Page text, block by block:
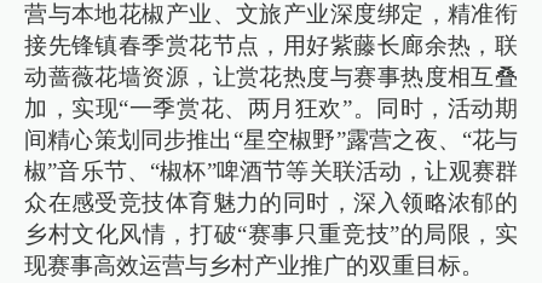
营与本地花椒产业、文旅产业深度绑定，精准衔
接先锋镇春季赏花节点，用好紫藤长廊余热，联
动蔷薇花墙资源，让赏花热度与赛事热度相互叠
加，实现“一季赏花、两月狂欢”。同时，活动期
间精心策划同步推出“星空椒野”露营之夜、“花与
椒”音乐节、“椒杯”啤酒节等关联活动，让观赛群
众在感受竞技体育魅力的同时，深入领略浓郁的
乡村文化风情，打破“赛事只重竞技”的局限，实
现赛事高效运营与乡村产业推广的双重目标。